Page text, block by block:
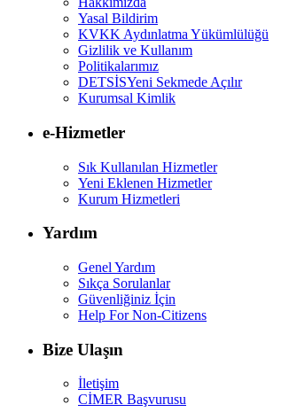
Yasal Bildirim
KVKK Aydınlatma Yükümlülüğü
Gizlilik ve Kullanım
Politikalarımız
DETSİSYeni Sekmede Açılır
Kurumsal Kimlik
e-Hizmetler
Sık Kullanılan Hizmetler
Yeni Eklenen Hizmetler
Kurum Hizmetleri
Yardım
Genel Yardım
Sıkça Sorulanlar
Güvenliğiniz İçin
Help For Non-Citizens
Bize Ulaşın
İletişim
CİMER Başvurusu